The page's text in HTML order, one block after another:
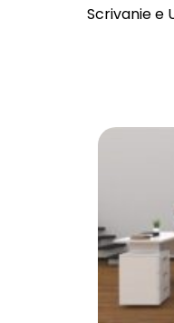
Scrivanie e